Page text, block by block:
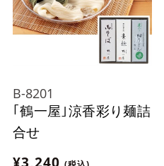
B-8201
｢鶴一屋｣涼香彩り麺詰
合せ